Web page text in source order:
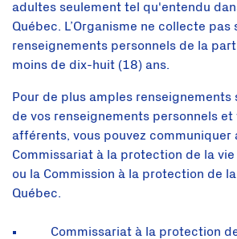
adultes seulement tel qu'entendu
Québec. L’Organisme ne collecte
renseignements personnels de la
moins de dix-huit (18) ans.
Pour de plus amples
de vos renseignements personnels et
afférents, vous pouvez communiquer
Commissariat à la protection de la
ou la Commission à la protection de
Québec.
Commissariat à la protection